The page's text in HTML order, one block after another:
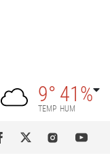
9°
TEMP
41%
HUM